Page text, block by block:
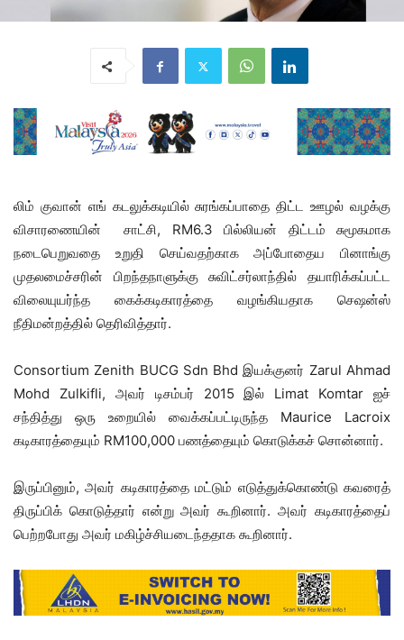
லிம் குவான் எங் கடலுக்கடியில் சுரங்கப்பாதை திட்ட ஊழல் வழக்கு
விசாரணையின் சாட்சி, RM6.3 பில்லியன் திட்டம் சுமூகமாக
நடைபெறுவதை உறுதி செய்வதற்காக அப்போதைய பினாங்கு
முதலமைச்சரின் பிறந்தநாளுக்கு சுவிட்சர்லாந்தில் தயாரிக்கப்பட்ட
விலையுயர்ந்த கைக்கடிகாரத்தை வழங்கியதாக செஷன்ஸ்
நீதிமன்றத்தில் தெரிவித்தார்.
Consortium Zenith BUCG Sdn Bhd இயக்குனர் Zarul Ahmad
Mohd Zulkifli, அவர் டிசம்பர் 2015 இல் Limat Komtar ஐச்
சந்தித்து ஒரு உறையில் வைக்கப்பட்டிருந்த Maurice Lacroix
கடிகாரத்தையும் RM100,000 பணத்தையும் கொடுக்கச் சொன்னார்.
இருப்பினும், அவர் கடிகாரத்தை மட்டும் எடுத்துக்கொண்டு கவரைத்
திருப்பிக் கொடுத்தார் என்று அவர் கூறினார். அவர் கடிகாரத்தைப்
பெற்றபோது அவர் மகிழ்ச்சியடைந்ததாக கூறினார்.